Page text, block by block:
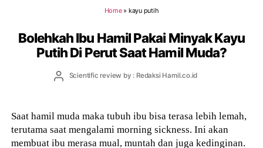
Home» kayu putih
Bolehkah Ibu Hamil Pakai Minyak Kayu
Putih Di Perut Saat Hamil Muda?
PostScientific review by : Redaksi Hamil.co.id
Saat hamil muda maka tubuh ibu bisa terasa lebih lemah,
terutama saat mengalami morning sickness. Ini akan
membuat ibu merasa mual, muntah dan juga kedinginan.